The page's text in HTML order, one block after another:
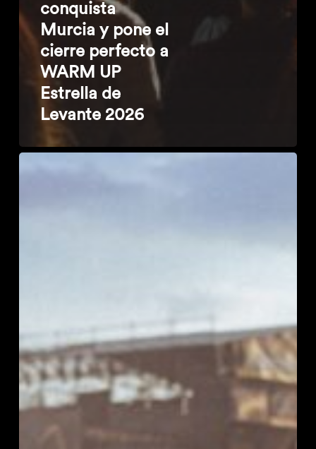
conquista
Murcia y pone el
cierre perfecto a
WARM UP
Estrella de
Levante 2026